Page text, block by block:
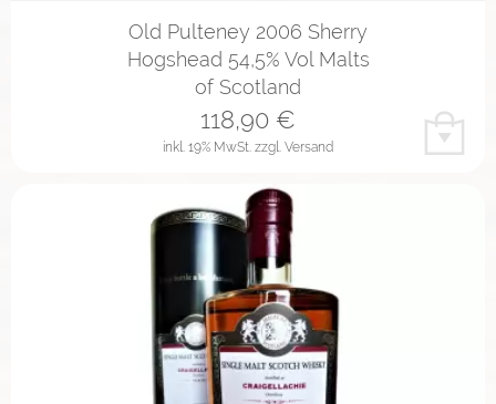
Old Pulteney 2006 Sherry
Hogshead 54,5% Vol Malts
of Scotland
inkl. 19% MwSt. zzgl. Versand
118,90 €